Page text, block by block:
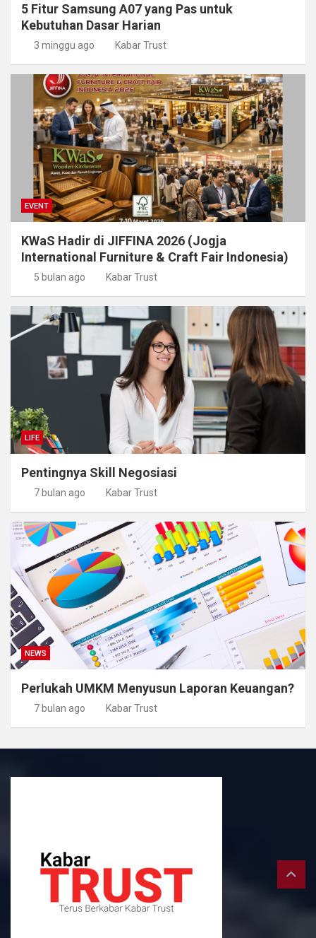
5 Fitur Samsung A07 yang Pas untuk
Kebutuhan Dasar Harian
3 minggu ago Kabar Trust
EVENT
KWaS Hadir di JIFFINA 2026 (Jogja
International Furniture & Craft Fair Indonesia)
5 bulan ago Kabar Trust
LIFE
Pentingnya Skill Negosiasi
7 bulan ago Kabar Trust
NEWS
Perlukah UMKM Menyusun Laporan Keuangan?
7 bulan ago Kabar Trust